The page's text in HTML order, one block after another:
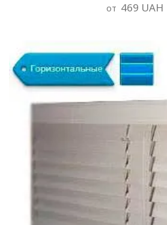
от 469 UAH